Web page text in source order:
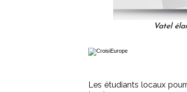
Vatel
Les étudiants locaux